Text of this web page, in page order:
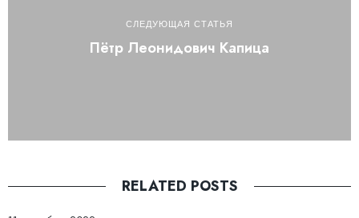
СЛЕДУЮЩАЯ СТАТЬЯ
Пётр Леонидович Капица
RELATED POSTS